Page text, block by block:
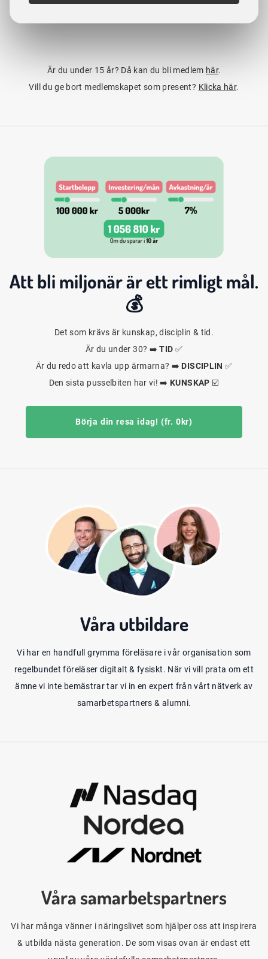
Är du under 15 år? Då kan du bli medlem här.
Vill du ge bort medlemskapet som present? Klicka här.
Att bli miljonärär ett rimligt mål.
💰
Det som krävs är kunskap, disciplin & tid.
Är du under 30? ➡️TID ✅
Är du redo att kavla upp ärmarna? ➡️ DISCIPLIN ✅
Den sista pusselbiten har vi! ➡️ KUNSKAP ☑️
Börja din resa idag! (fr. 0kr)
Våra utbildare
Vi har en handfull grymma föreläsare i vår organisation som
regelbundet föreläser digitalt & fysiskt. När vi vill prata om ett
ämne vi inte bemästrar tar vi in en expert från vårt nätverk av
samarbetspartners & alumni.
Våra samarbetspartners
Vi har många vänner i näringslivet som hjälper oss att inspirera
& utbilda nästa generation. De som visas ovan är endast ett